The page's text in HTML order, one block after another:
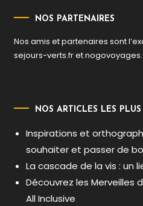
NOS PARTENAIRES
Nos amis et partenaires sont
sejours-verts.fret
NOS ARTICLES LES PLUS
Inspirations et
souhaiter et passer de
La cascade de la vis : un
Découvrez les Merveilles
All Inclusive